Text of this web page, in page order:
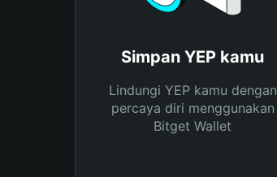
Simpan YEP kamu
Lindungi YEP kamu dengan
percaya diri menggunakan
Bitget Wallet